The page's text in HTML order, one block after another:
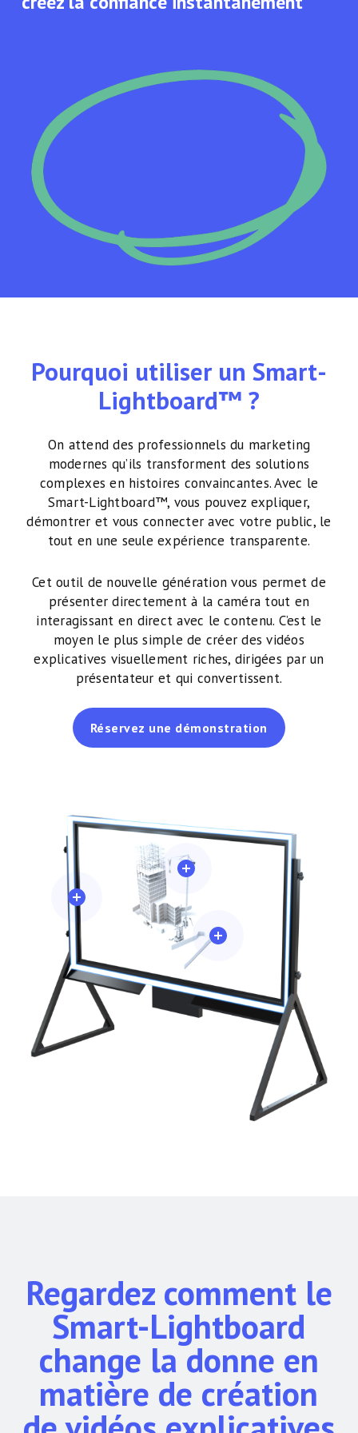
Pourquoi utiliser un Smart-
Lightboard™ ?
On attend des professionnels du marketing
modernes qu’ils transforment des solutions
complexes en histoires convaincantes. Avec le
Smart-Lightboard™, vous pouvez expliquer,
démontrer et vous connecter avec votre public, le
tout en une seule expérience transparente.
Cet outil de nouvelle génération vous permet de
présenter directement à la caméra tout en
interagissant en direct avec le contenu. C’est le
moyen le plus simple de créer des vidéos
explicatives visuellement riches, dirigées par un
présentateur et qui convertissent.
Réservez une démonstration
Regardez comment le
Smart-Lightboard
change la donne en
matière de création